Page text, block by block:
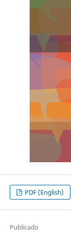
PDF (English)
Publicado